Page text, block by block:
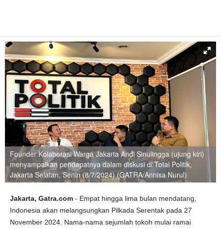
Founder Kolaborasi Warga Jakarta Andi Sinulingga (ujung kiri)
menyampaikan pendapatnya dalam diskusi di Total Politik,
Jakarta Selatan, Senin (8/7/2024) (GATRA/Annisa Nurul)
Jakarta, Gatra.com - Empat hingga lima bulan mendatang,
Indonesia akan melangsungkan Pilkada Serentak pada 27
November 2024. Nama-nama sejumlah tokoh mulai ramai